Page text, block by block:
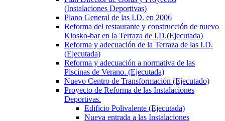
(Instalaciones Deportivas)
Plano General de las I.D. en 2006
Reforma del restaurante y construcción de nuevo
Kiosko-bar en la Terraza de I.D.(Ejecutada)
Reforma y adecuación de la Terraza de las I.D.
(Ejecutada)
Reforma y adecuación a normativa de las
Piscinas de Verano. (Ejecutada)
Nuevo Centro de Transformación (Ejecutado)
Proyecto de Reforma de las Instalaciones
Deportivas.
Edificio Polivalente (Ejecutada)
Nueva entrada a las Instalaciones